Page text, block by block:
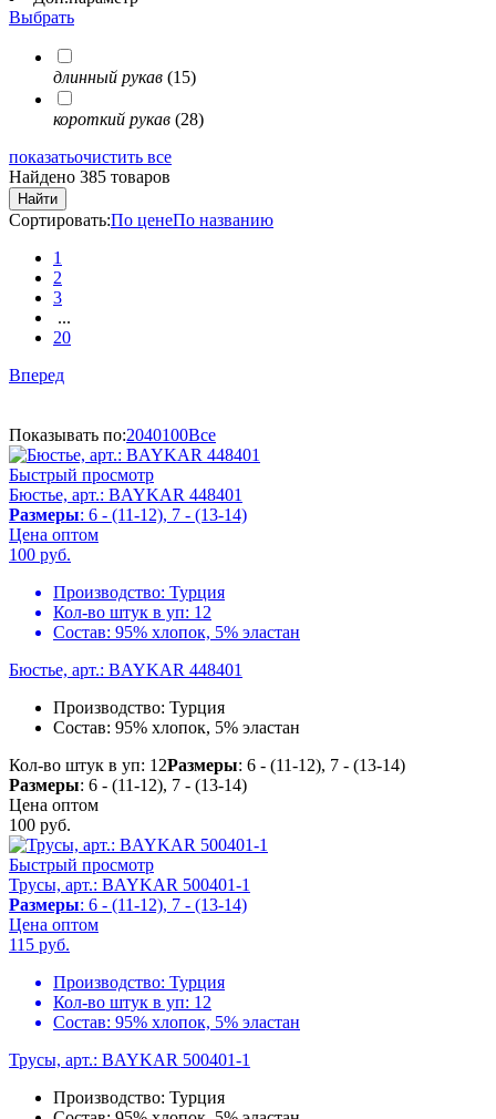
Выбрать
длинный рукав (15)
короткий рукав (28)
показатьочистить все
Найдено 385 товаров
Найти
Сортировать:По ценеПо названию
1
2
3
...
20
Вперед
Показывать по:2040100Все
Быстрый просмотр
Бюстье, арт.: BAYKAR 448401
Размеры: 6 - (11-12), 7 - (13-14)
Цена оптом
100 руб.
Производство: Турция
Кол-во штук в уп: 12
Состав: 95% хлопок, 5% эластан
Бюстье, арт.: BAYKAR 448401
Производство: Турция
Состав: 95% хлопок, 5% эластан
Кол-во штук в уп: 12Размеры: 6 - (11-12), 7 - (13-14)
Размеры: 6 - (11-12), 7 - (13-14)
Цена оптом
100 руб.
Быстрый просмотр
Трусы, арт.: BAYKAR 500401-1
Размеры: 6 - (11-12), 7 - (13-14)
Цена оптом
115 руб.
Производство: Турция
Кол-во штук в уп: 12
Состав: 95% хлопок, 5% эластан
Трусы, арт.: BAYKAR 500401-1
Производство: Турция